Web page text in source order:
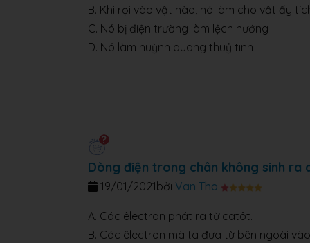
B. Khi rọi vào vật nào, nó làm cho vật ấy
C. Nó bị điện trường làm lệch hướng
D. Nó làm huỳnh quang thuỷ tinh
Dòng điện trong chân không sinh ra
bởi Van Tho
19/01/2021
A. Các êlectron phát ra từ catôt.
B. Các êlectron mà ta đưa từ bên ngoài